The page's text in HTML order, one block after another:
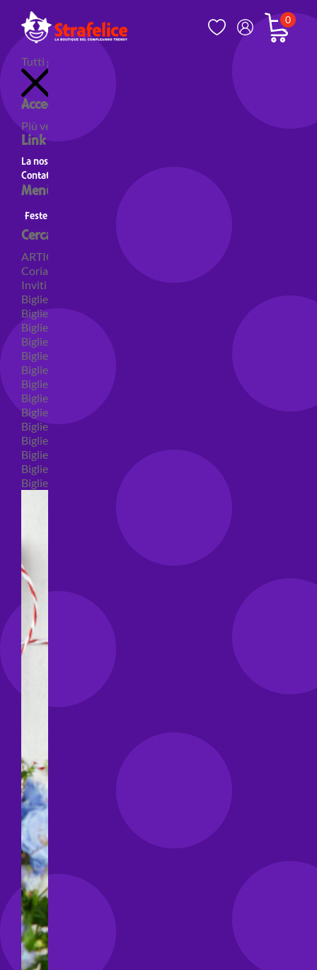
0
Tutti gli articoli
Accedi al tuo account
Più venduti Nuovi prodotti
Link utili
La nostra storia
Contatti
Menù principale
Feste a Tema Feste a tema Colori
Cerca per categoria
ARTICOLI PER FESTE
Coriandoli e sparacoriandoli
Inviti
Biglietti di auguri
Biglietti auguri pensione
Biglietti auguri compleanno
Biglietti auguri amore
Biglietti auguri nascita
Biglietti auguri primo compleanno
Biglietti auguri battesimo
Biglietti auguri per prima comunione
Biglietti auguri cresima
Biglietti auguri matrimonio
Biglietti auguri anniversario matrimonio
Biglietti auguri Natale
Biglietti auguri laurea
Biglietti auguri generici